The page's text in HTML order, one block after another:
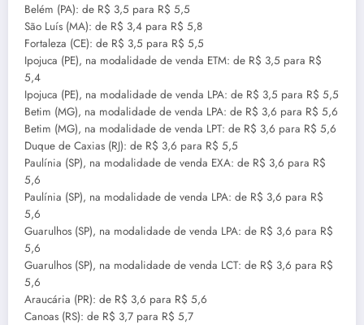
Belém (PA): de R$ 3,5 para R$ 5,5
São Luís (MA): de R$ 3,4 para R$ 5,8
Fortaleza (CE): de R$ 3,5 para R$ 5,5
Ipojuca (PE), na modalidade de venda ETM: de R$ 3,5 para R$
5,4
Ipojuca (PE), na modalidade de venda LPA: de R$ 3,5 para R$ 5,5
Betim (MG), na modalidade de venda LPA: de R$ 3,6 para R$ 5,6
Betim (MG), na modalidade de venda LPT: de R$ 3,6 para R$ 5,6
Duque de Caxias (RJ): de R$ 3,6 para R$ 5,5
Paulínia (SP), na modalidade de venda EXA: de R$ 3,6 para R$
5,6
Paulínia (SP), na modalidade de venda LPA: de R$ 3,6 para R$
5,6
Guarulhos (SP), na modalidade de venda LPA: de R$ 3,6 para R$
5,6
Guarulhos (SP), na modalidade de venda LCT: de R$ 3,6 para R$
5,6
Araucária (PR): de R$ 3,6 para R$ 5,6
Canoas (RS): de R$ 3,7 para R$ 5,7